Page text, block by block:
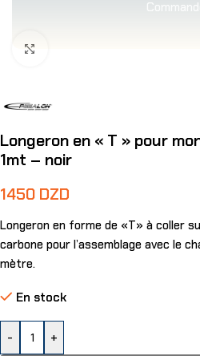
Longeron en « T » pour
1mt – noir
1450 DZD
Longeron en forme de «T» à coller
carbone pour l’assemblage avec le
mètre.
En stock
- +